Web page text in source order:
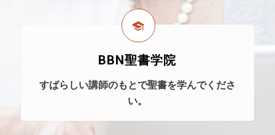
BBN聖書学院
すばらしい講師のもとで聖書を学んでくださ
い。